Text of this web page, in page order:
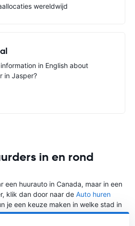
wereldwijd
in English about
in Jasper?
in en rond
een huurauto in Canada, maar in een
klik dan door naar de Auto huren
je een keuze maken in welke stad in
wilt.